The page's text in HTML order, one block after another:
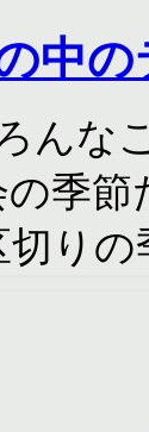
中
んな
季
切り